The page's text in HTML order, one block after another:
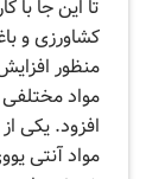
تا این جا با
کشاورزی و
منظور
مواد مختلفی
افزود. یکی
مواد آنتی